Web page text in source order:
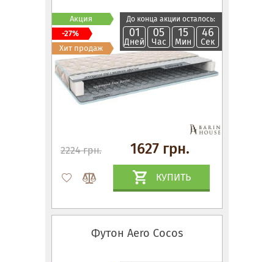
До конца акции осталось:
01
Дней
05
Час
15
Мин
45
Сек
2224 грн. 1627 грн.
КУПИТЬ
Акция
-27%
Хит продаж
Футон Aero Cocos